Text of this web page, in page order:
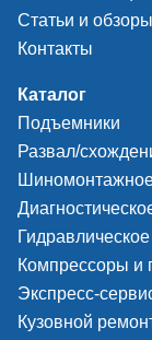
Статьи и обзоры
Контакты
Каталог
Подъемники
Развал/
Компрессоры и
Экспресс-
Кузовной